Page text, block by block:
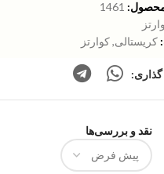
1461
کریستالی,کوارتز
نقد و بررسی‌ها